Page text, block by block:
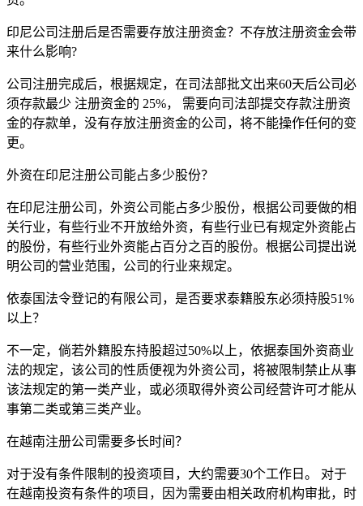
印尼公司注册后是否需要存放注册资金？不存放注册资金会带
来什么影响?
公司注册完成后，根据规定，在司法部批文出来60天后公司必
须存款最少 注册资金的 25%， 需要向司法部提交存款注册资
金的存款单，没有存放注册资金的公司，将不能操作任何的变
更。
外资在印尼注册公司能占多少股份？
在印尼注册公司，外资公司能占多少股份，根据公司要做的相
关行业，有些行业不开放给外资，有些行业已有规定外资能占
的股份，有些行业外资能占百分之百的股份。根据公司提出说
明公司的营业范围，公司的行业来规定。
依泰国法令登记的有限公司，是否要求泰籍股东必须持股51%
以上？
不一定，倘若外籍股东持股超过50%以上，依据泰国外资商业
法的规定，该公司的性质便视为外资公司，将被限制禁止从事
该法规定的第一类产业，或必须取得外资公司经营许可才能从
事第二类或第三类产业。
在越南注册公司需要多长时间？
对于没有条件限制的投资项目，大约需要30个工作日。 对于
在越南投资有条件的项目，因为需要由相关政府机构审批，时